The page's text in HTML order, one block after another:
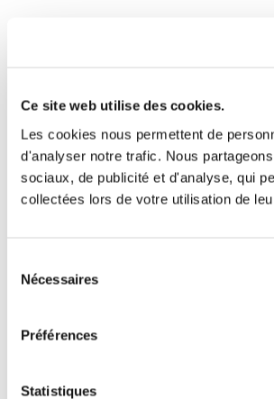
Ce site web utilise des cookies.
Les cookies nous permettent de
d'analyser notre trafic. Nous
sociaux, de publicité et d'analyse, qui
collectées lors de votre utilisation de
Nécessaires
Préférences
Statistiques